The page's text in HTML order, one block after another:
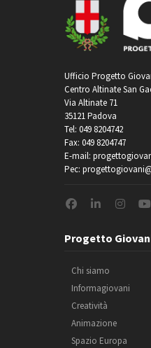
Ufficio Progetto
Centro Altinate San
Via Altinate 71
35121 Padova
Tel: 049 8204742
Fax: 049 8204747
E-mail:
Pec:
Progetto
Chi siamo
Informagiovani
Creatività
Animazione
Spazio Europa